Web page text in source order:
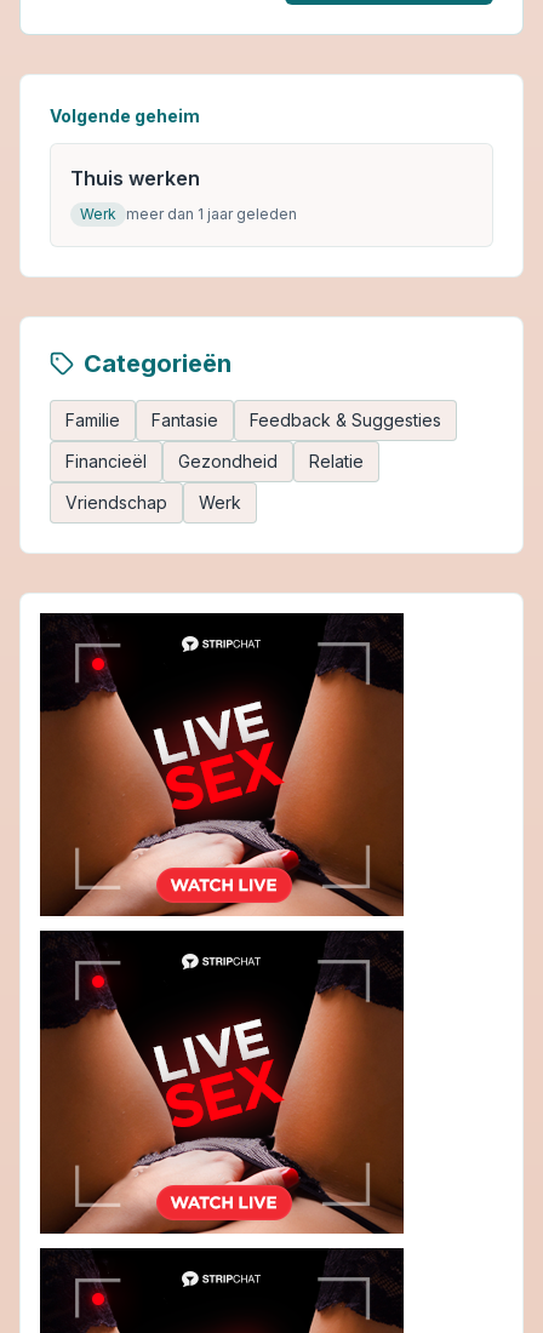
Volgende geheim
Thuis werken
Werk meer dan 1 jaar geleden
Categorieën
Familie Fantasie
Feedback & Suggesties
Financieël
Gezondheid
Relatie
Vriendschap
Werk